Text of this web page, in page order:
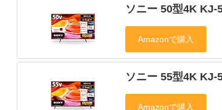
ソニー 50型4K KJ-
ソニー 55型4K KJ-